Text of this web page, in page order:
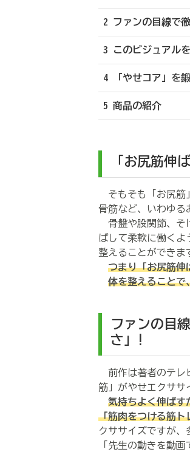
2 ファンの目線で
3 このビジュアル
4 「やせコア」を
5 商品の紹介
「お尻筋伸
そもそも「お尻筋
骨筋など、いわゆる
骨盤や股関節、そ
ばして柔軟に働くよ
整えることができま
つまり「お尻筋伸
体を整えることで
ファンの目
さ」!
前作は著者のテレ
筋」がやせエクササ
気持ちよく伸ばす
「筋肉をつける筋ト
クササイズですが、
「先生の動きを動